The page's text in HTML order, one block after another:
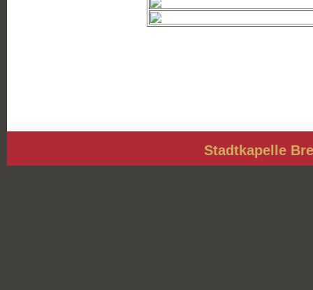
Stadtkapelle